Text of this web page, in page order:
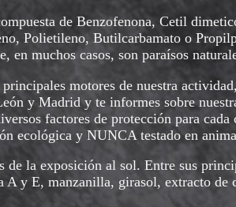
de Benzofenona, Cetil
Polietileno, Butilcarbamato o
en muchos casos, son paraísos
motores de nuestra
y Madrid y te informes sobre
factores de protección para cada
ecológica y NUNCA testado en
de la exposición al sol. Entre sus
y E, manzanilla, girasol, extracto de